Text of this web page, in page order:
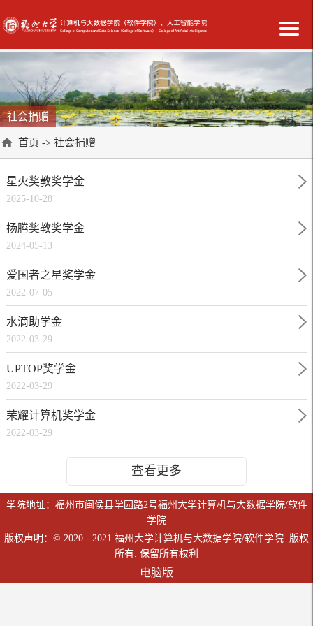
社会捐赠
首页 -> 社会捐赠
星火奖教奖学金
2025-10-28
扬腾奖教奖学金
2024-05-13
爱国者之星奖学金
2022-07-05
水滴助学金
2022-03-29
UPTOP奖学金
2022-03-29
荣耀计算机奖学金
2022-03-29
查看更多
学院地址：福州市闽侯县学园路2号福州大学计算机与大数据学院/软件
学院
版权声明：© 2020 - 2021 福州大学计算机与大数据学院/软件学院. 版权
所有. 保留所有权利
电脑版